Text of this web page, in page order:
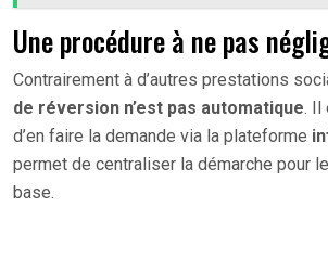
Une procédure à ne pas
Contrairement à d’autres prestations
de réversion n’est pas automatique. Il
d’en faire la demande via la plateforme
permet de centraliser la démarche pour
base.